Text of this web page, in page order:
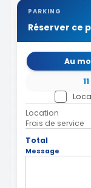
PARKING
Réserver ce
Au
Location
Frais de service
Total
Message